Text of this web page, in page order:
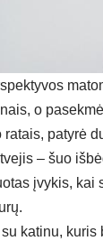
o
patyrė
– šuo
įvykis,
katinu,